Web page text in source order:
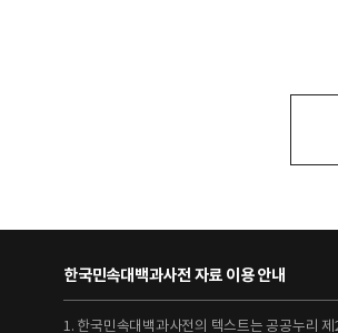
한국민속대백과사전 자료 이용 안내
1. 한국민속대백과사전의 텍스트는 공공누리